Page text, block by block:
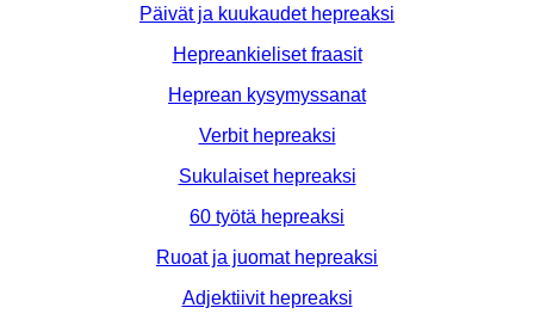
Päivät ja kuukaudet hepreaksi
Hepreankieliset fraasit
Heprean kysymyssanat
Verbit hepreaksi
Sukulaiset hepreaksi
60 työtä hepreaksi
Ruoat ja juomat hepreaksi
Adjektiivit hepreaksi